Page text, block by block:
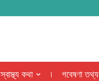
স্বাস্থ্য কথা গবেষণা তথ্য